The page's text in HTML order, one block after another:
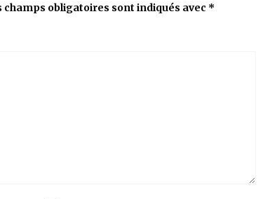
champs obligatoires sont indiqués avec *